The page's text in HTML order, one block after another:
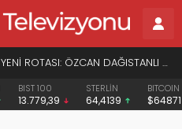
DÜZCE SİYASETİNİN YENİ ROTASI: ÖZCAN DAĞISTANLI VE “HERKESİN BAŞKANI” VİZYONU
BIST 100
13.779,39
STERLİN
64,4139
BITCOIN